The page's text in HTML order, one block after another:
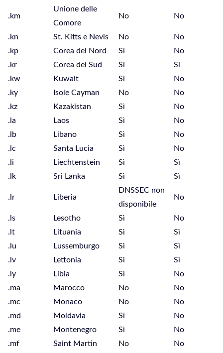
.km
Unione delle
Comore
No No
.kn St. Kitts e Nevis No
No
.kp
Corea del Nord Sì
No
.kr
Corea del Sud Sì
Sì
.kw
Kuwait Sì
No
.ky
Isole Cayman No
No
.kz
Kazakistan Sì
No
.la
Laos Sì
No
.lb
Libano Sì
No
.lc
Santa Lucia Sì
No
.li
Liechtenstein Sì
Sì
.lk
Sri Lanka Sì Sì
.lr Liberia
DNSSEC non
disponibile
No
.ls Lesotho Sì
No
.lt
Lituania Sì
Sì
.lu
Lussemburgo Sì
Sì
.lv
Lettonia Sì
Sì
.ly
Libia Sì
No
.ma
Marocco No
No
.mc
Monaco No
No
.md
Moldavia Sì
No
.me
Montenegro Sì
No
.mf
Saint Martin No
No